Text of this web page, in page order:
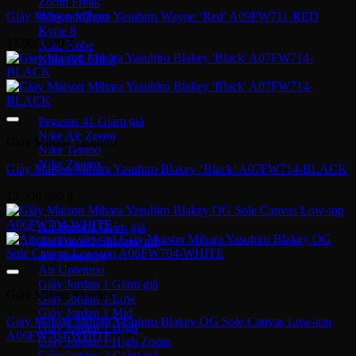
Why not Zero
Kyrie 8
Nike Kobe
NIke GT Cut 2
Giày Chạy
Pegasus 41
Nike Air Zoom
Nike Tempo
Nike Zoomx
Air Force 1
Air Force 1 Shadow nữ
Air Huarache
Air Uptempo
Giày Jordan 1
Giày Jordan 1 Low
Giày Jordan 1 Mid
Giày Jordan 1 High
Giày Jordan 1 High Zoom
Giày Maison Mihara Yasuhiro Wayne ‘Red’ A09FW711-RED
17,900,000₫
Giày Mihara Yasuhiro
Giày Maison Mihara Yasuhiro Blakey ‘Black’ A07FW714-BLACK
Giày Mihara Yasuhiro
Giày Maison Mihara Yasuhiro Blakey OG Sole Canvas Low-top
A06FW704-WHITE